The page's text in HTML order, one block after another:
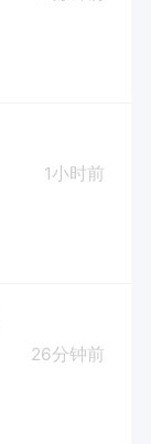
1小时前
26分钟前